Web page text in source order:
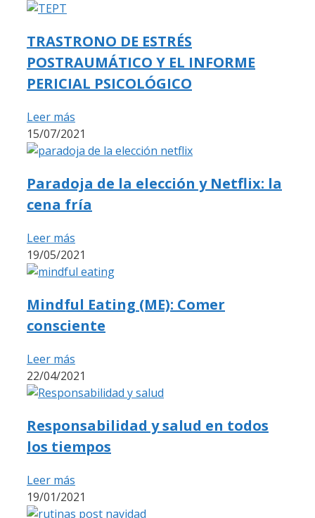
TRASTRONO DE ESTRÉS
POSTRAUMÁTICO Y EL INFORME
PERICIAL PSICOLÓGICO
Leer más
15/07/2021
Paradoja de la elección y Netflix: la
cena fría
Leer más
19/05/2021
Mindful Eating (ME): Comer
consciente
Leer más
22/04/2021
Responsabilidad y salud en todos
los tiempos
Leer más
19/01/2021